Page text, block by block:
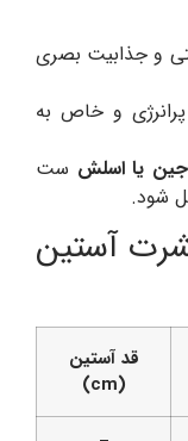
و جذابیت بصری
و خاص به
جین یا اسلش ست
شود.
آستین
قد آستین
(cm)